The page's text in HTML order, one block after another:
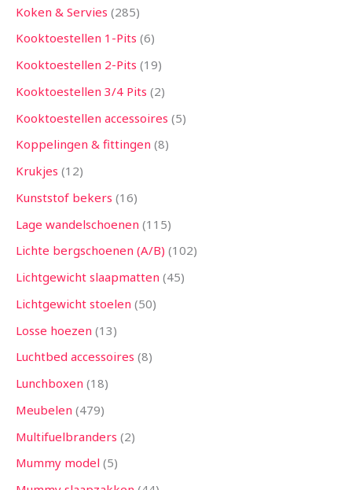
Koken & Servies 285
Kooktoestellen 1-Pits 6
Kooktoestellen 2-Pits 19
Kooktoestellen 3/4 Pits 2
Kooktoestellen accessoires 5
Koppelingen & fittingen 8
Krukjes 12
Kunststof bekers 16
Lage wandelschoenen 115
Lichte bergschoenen (A/B) 102
Lichtgewicht slaapmatten 45
Lichtgewicht stoelen 50
Losse hoezen 13
Luchtbed accessoires 8
Lunchboxen 18
Meubelen 479
Multifuelbranders 2
Mummy model 5